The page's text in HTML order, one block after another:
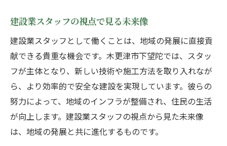
建設業スタッフの視点で見る未来像
建設業スタッフとして働くことは、地域の発展に直接貢
献できる貴重な機会です。木更津市下望陀では、スタッ
フが主体となり、新しい技術や施工方法を取り入れなが
ら、より効率的で安全な建設を実現しています。彼らの
努力によって、地域のインフラが整備され、住民の生活
が向上します。建設業スタッフの視点から見た未来像
は、地域の発展と共に進化するものです。